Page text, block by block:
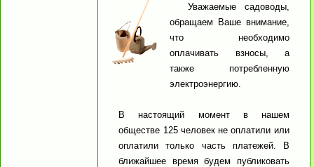
Уважаемые садоводы,
обращаем Ваше внимание,
что необходимо
оплачивать взносы, а
также потребленную
электроэнергию.
В настоящий момент в нашем
обществе 125 человек не оплатили или
оплатили только часть платежей. В
ближайшее время будем публиковать